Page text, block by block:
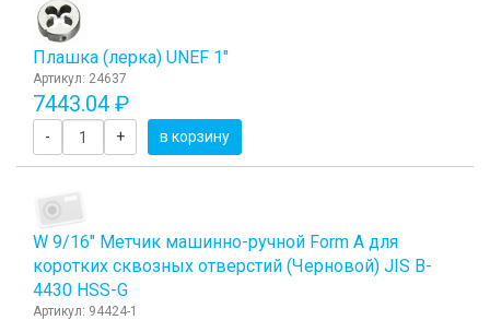
Плашка (лерка) UNEF 1"
Артикул: 24637
7443.04 ₽
- + в корзину
W 9/16" Метчик машинно-ручной Form A для
коротких сквозных отверстий (Черновой) JIS B-
4430 HSS-G
Артикул: 94424-1